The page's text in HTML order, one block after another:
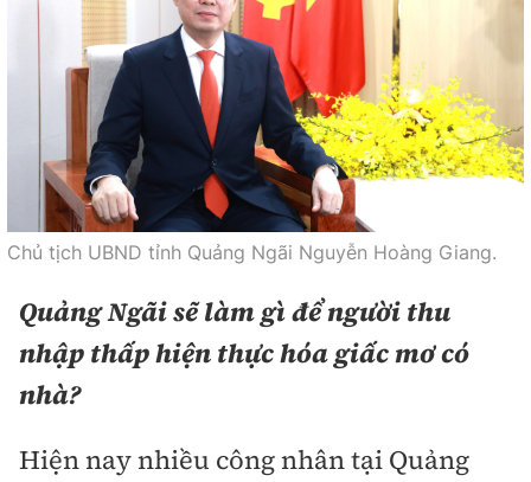
Chủ tịch UBND tỉnh Quảng Ngãi Nguyễn Hoàng Giang.
Quảng Ngãi sẽ làm gì để người thu
nhập thấp hiện thực hóa giấc mơ có
nhà?
Hiện nay nhiều công nhân tại Quảng